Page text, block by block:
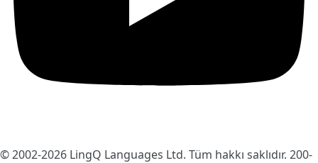
© 2002-2026 LingQ Languages Ltd. Tüm hakkı saklıdır. 200-